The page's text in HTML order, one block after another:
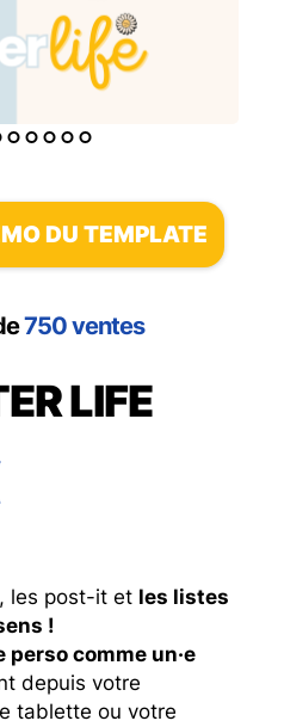
DU TEMPLATE
750 ventes
LIFE
les post-it et les listes
!
perso comme un·e
depuis votre
tablette ou votre